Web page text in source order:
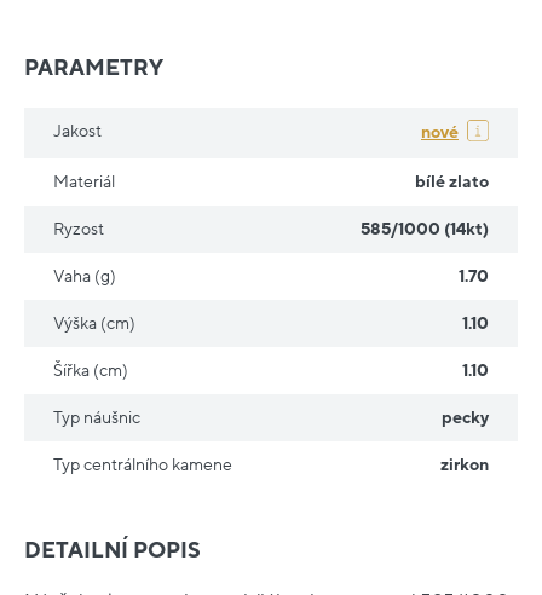
DETAILNÍ POPIS
PARAMETRY
Jakost nové
Materiál bílé zlato
Ryzost 585/1000 (14kt)
Vaha (g) 1.70
Výška (cm) 1.10
Šířka (cm) 1.10
Typ náušnic pecky
Typ centrálního kamene zirkon